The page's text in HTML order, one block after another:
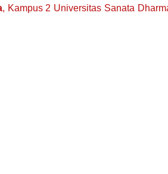
, Kampus 2 Universitas Sanata